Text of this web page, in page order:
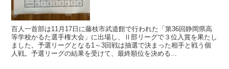
百人一首部は11月17日に藤枝市武道館で行われた「第36回静岡県高
等学校かるた選手権大会」に出場し、Ⅱ部リーグで３位入賞を果たし
ました。予選リーグとなる1～3回戦は抽選で決まった相手と戦う個
人戦。予選リーグの結果を受けて、最終順位を決める...